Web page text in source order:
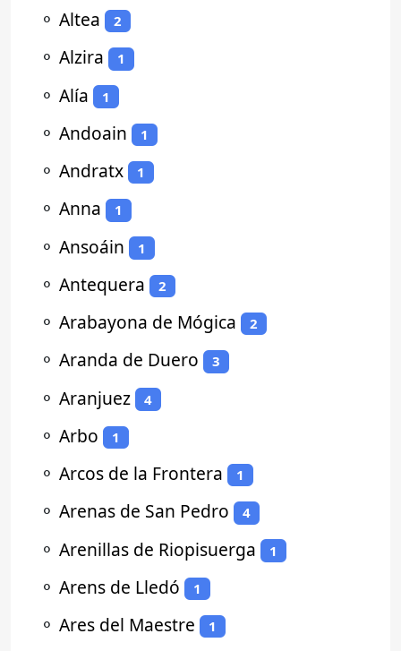
⚬ Altea 2
⚬ Alzira 1
⚬ Alía 1
⚬ Andoain 1
⚬ Andratx 1
⚬ Anna 1
⚬ Ansoáin 1
⚬ Antequera 2
⚬ Arabayona de Mógica 2
⚬ Aranda de Duero 3
⚬ Aranjuez 4
⚬ Arbo 1
⚬ Arcos de la Frontera 1
⚬ Arenas de San Pedro 4
⚬ Arenillas de Riopisuerga 1
⚬ Arens de Lledó 1
⚬ Ares del Maestre 1